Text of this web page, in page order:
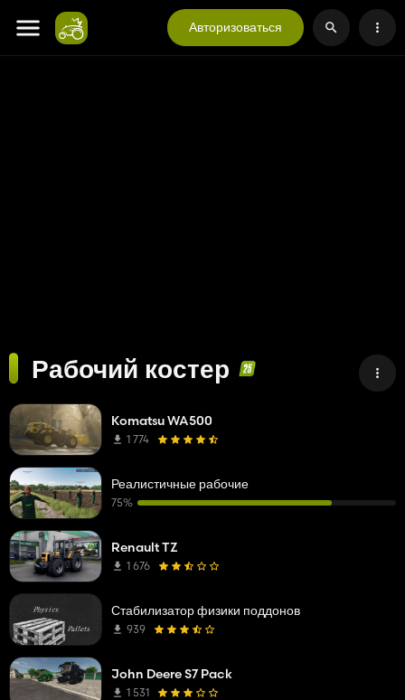
Авторизоваться
Рабочий костер
Komatsu WA500
1 774
Реалистичные рабочие
75%
Renault TZ
1 676
Стабилизатор физики поддонов
939
John Deere S7 Pack
1 531